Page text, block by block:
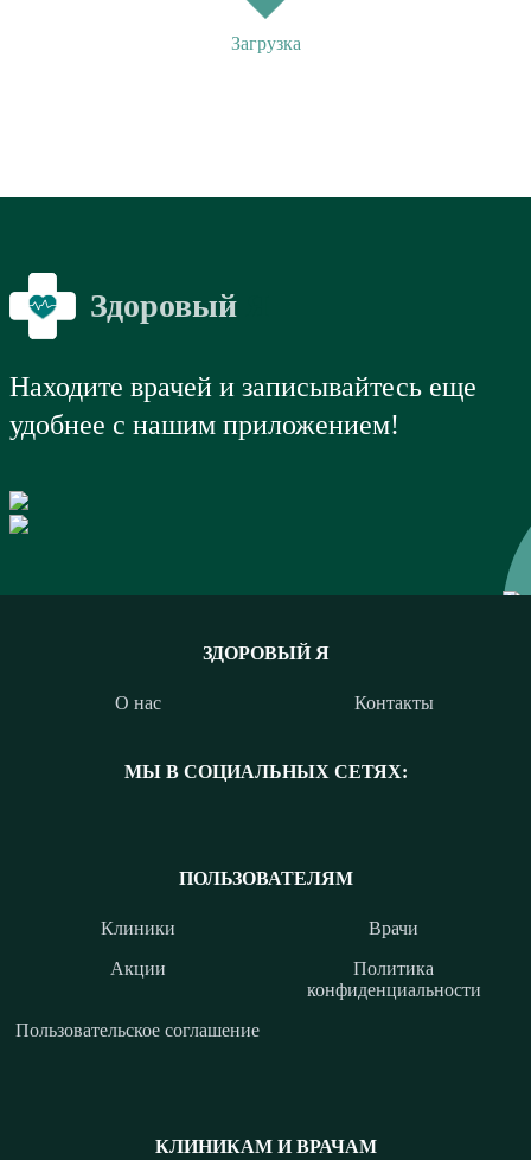
Загрузка
Здоровый
Находите врачей и записывайтесь еще
удобнее с нашим приложением!
ЗДОРОВЫЙ Я
О нас Контакты
МЫ В СОЦИАЛЬНЫХ СЕТЯХ:
КЛИНИКАМ И ВРАЧАМ
ПОЛЬЗОВАТЕЛЯМ
Клиники
Врачи
Акции
Политика
конфиденциальности
Пользовательское соглашение